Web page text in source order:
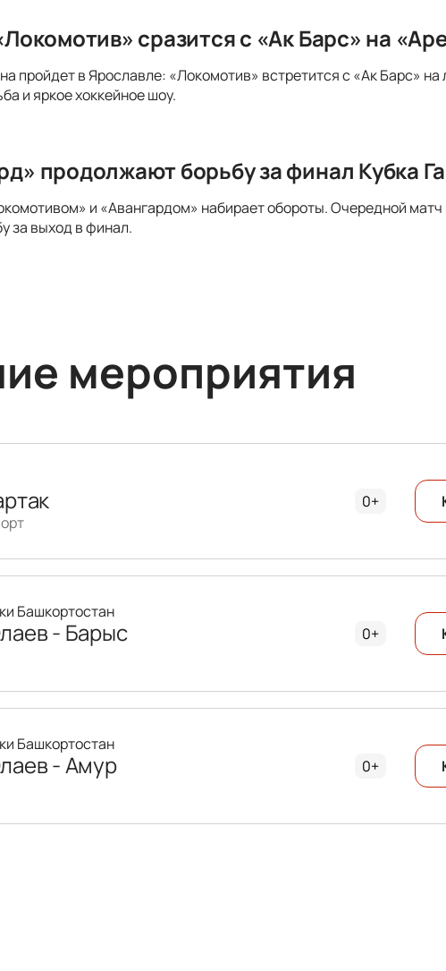
сразится с «Ак Барс» на
пройдет в Ярославле: «Локомотив» встретится с «Ак Барс»
и яркое хоккейное шоу.
продолжают борьбу за финал Кубка
и «Авангардом» набирает обороты. Очередной матч
за выход в финал.
мероприятия
0+
Башкортостан
- Барыс 0+
Башкортостан
- Амур 0+